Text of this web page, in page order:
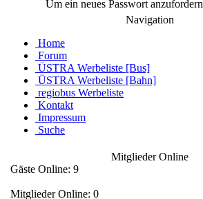
Um ein neues Passwort anzufordern
Navigation
Home
Forum
ÜSTRA Werbeliste [Bus]
ÜSTRA Werbeliste [Bahn]
regiobus Werbeliste
Kontakt
Impressum
Suche
Mitglieder Online
Gäste Online: 9
Mitglieder Online: 0